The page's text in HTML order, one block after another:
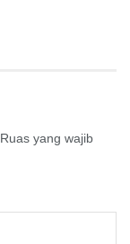
Ruas yang wajib